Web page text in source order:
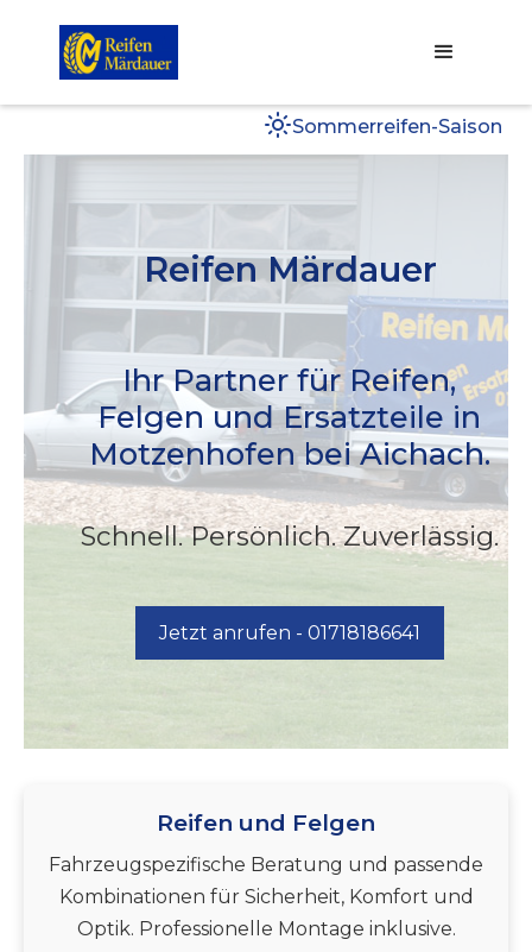
Sommerreifen-Saison
Reifen Märdauer
Ihr Partner für Reifen,
Felgen und Ersatzteile in
Motzenhofen bei Aichach.
Schnell. Persönlich. Zuverlässig.
Jetzt anrufen - 01718186641
Reifen und Felgen
Fahrzeugspezifische Beratung und passende
Kombinationen für Sicherheit, Komfort und
Optik. Professionelle Montage inklusive.